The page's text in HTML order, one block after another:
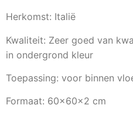
Herkomst: Italië
Kwaliteit: Zeer goed van
in ondergrond kleur
Toepassing: voor binnen
Formaat: 60x60x2 cm